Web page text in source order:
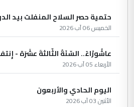
حتمية حصر السلاح المنفلت بيد
الخميس 06 آب 2026
عاشُورْاءُ.. السّنَةُ الثّالثةَ عشَرَة -
الأربعاء 05 آب 2026
اليوم الحادي والأربعون
الأثنين 03 آب 2026